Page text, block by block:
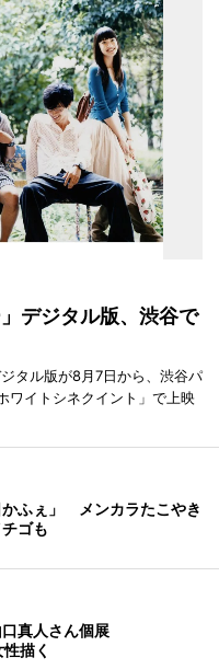
デジタル版、渋谷で
タル版が8月7日から、渋谷パ
ワイトシネクイント」で上映
ふぇ」 メンカラたこやき
ゴも
真人さん個展
描く